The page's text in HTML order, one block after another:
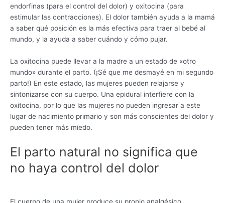
endorfinas (para el control del dolor) y oxitocina (para
estimular las contracciones). El dolor también ayuda a la mamá
a saber qué posición es la más efectiva para traer al bebé al
mundo, y la ayuda a saber cuándo y cómo pujar.
La oxitocina puede llevar a la madre a un estado de «otro
mundo» durante el parto. (¡Sé que me desmayé en mi segundo
parto!) En este estado, las mujeres pueden relajarse y
sintonizarse con su cuerpo. Una epidural interfiere con la
oxitocina, por lo que las mujeres no pueden ingresar a este
lugar de nacimiento primario y son más conscientes del dolor y
pueden tener más miedo.
El parto natural no significa que
no haya control del dolor
El cuerpo de una mujer produce su propio analgésico